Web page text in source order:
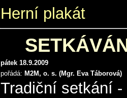
Herní plakát
pátek 18.9.2009
pořádá: M2M, o. s. (Mgr. Eva Táborová)
Tradiční setkání -